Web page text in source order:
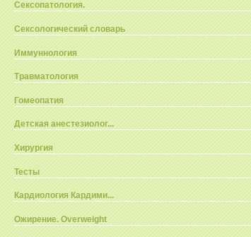
Сексопатология.
Сексологический словарь
Иммуннология
Травматология
Гомеопатия
Детская анестезиолог...
Хирургия
Тесты
Кардиология Кардими...
Ожирение. Overweight